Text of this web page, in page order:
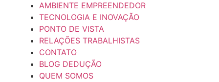
AMBIENTE EMPREENDEDOR
TECNOLOGIA E INOVAÇÃO
PONTO DE VISTA
RELAÇÕES TRABALHISTAS
CONTATO
BLOG DEDUÇÃO
QUEM SOMOS